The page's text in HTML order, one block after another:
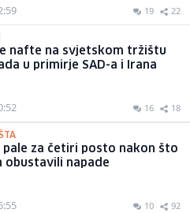
19 22
nafte na svjetskom tržištu
u primirje SAD-a i Irana
16 18
pale za četiri posto nakon što
obustavili napade
10 92